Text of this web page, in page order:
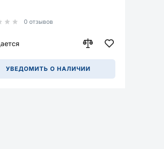
0 отзывов
УВЕДОМИТЬ О НАЛИЧИИ